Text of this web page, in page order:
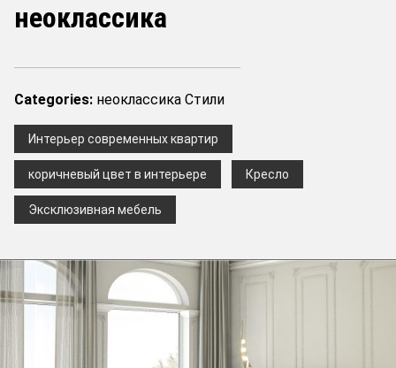
неоклассика
Categories: неоклассика Стили
Интерьер современных квартир
коричневый цвет в интерьере Кресло
Эксклюзивная мебель